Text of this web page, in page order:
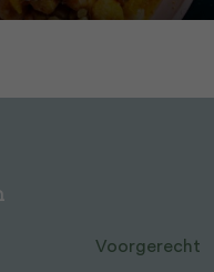
Voorgerecht